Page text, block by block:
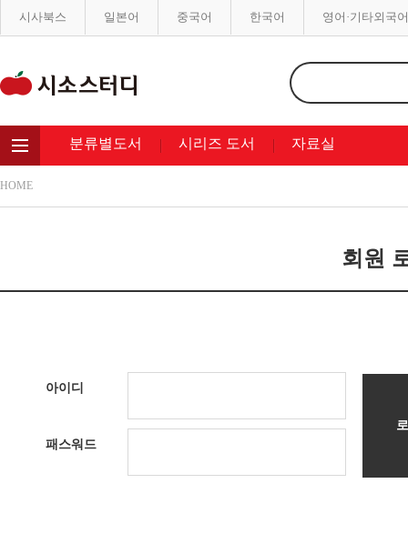
시사북스 일본어 중국어 한국어 영어·기타외국어
분류별도서 시리즈 도서 자료실
HOME
회원
아이디
패스워드